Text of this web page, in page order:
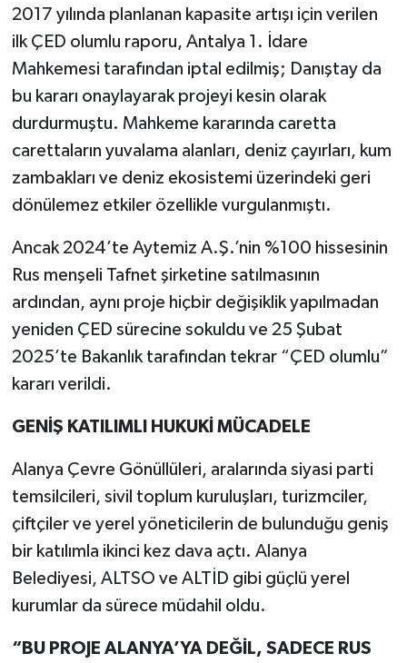
2017 yılında planlanan kapasite artışı için verilen
ilk ÇED olumlu raporu, Antalya 1. İdare
Mahkemesi tarafından iptal edilmiş; Danıştay da
bu kararı onaylayarak projeyi kesin olarak
durdurmuştu. Mahkeme kararında caretta
carettaların yuvalama alanları, deniz çayırları, kum
zambakları ve deniz ekosistemi üzerindeki geri
dönülemez etkiler özellikle vurgulanmıştı.
Ancak 2024’te Aytemiz A.Ş.’nin %100 hissesinin
Rus menşeli Tafnet şirketine satılmasının
ardından, aynı proje hiçbir değişiklik yapılmadan
yeniden ÇED sürecine sokuldu ve 25 Şubat
2025’te Bakanlık tarafından tekrar “ÇED olumlu”
kararı verildi.
GENİŞ KATILIMLI HUKUKİ MÜCADELE
Alanya Çevre Gönüllüleri, aralarında siyasi parti
temsilcileri, sivil toplum kuruluşları, turizmciler,
çiftçiler ve yerel yöneticilerin de bulunduğu geniş
bir katılımla ikinci kez dava açtı. Alanya
Belediyesi, ALTSO ve ALTİD gibi güçlü yerel
kurumlar da sürece müdahil oldu.
“BU PROJE ALANYA’YA DEĞİL, SADECE RUS